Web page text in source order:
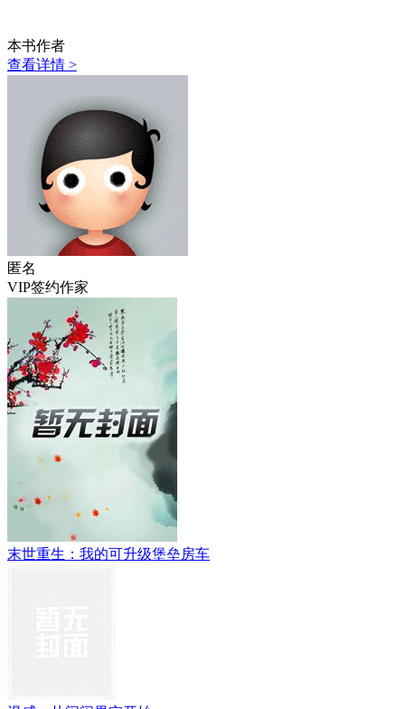
本书作者
查看详情 >
匿名
VIP签约作家
末世重生：我的可升级堡垒房车